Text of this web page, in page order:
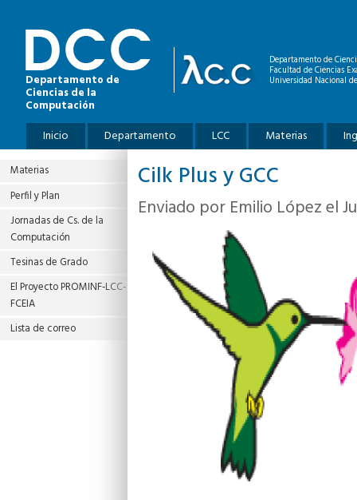
Departamento de
Ciencias de la
Computación
Departamento de
Facultad de Ciencias
Universidad Nacional
Menú principal
Inicio Departamento LCC Materias
Materias
Perfil y Plan
Jornadas de Cs. de la
Computación
Tesinas de Grado
El Proyecto PROMINF‐LCC‐
FCEIA
Lista de correo
Cilk Plus y GCC
Enviado por Emilio Lópezel